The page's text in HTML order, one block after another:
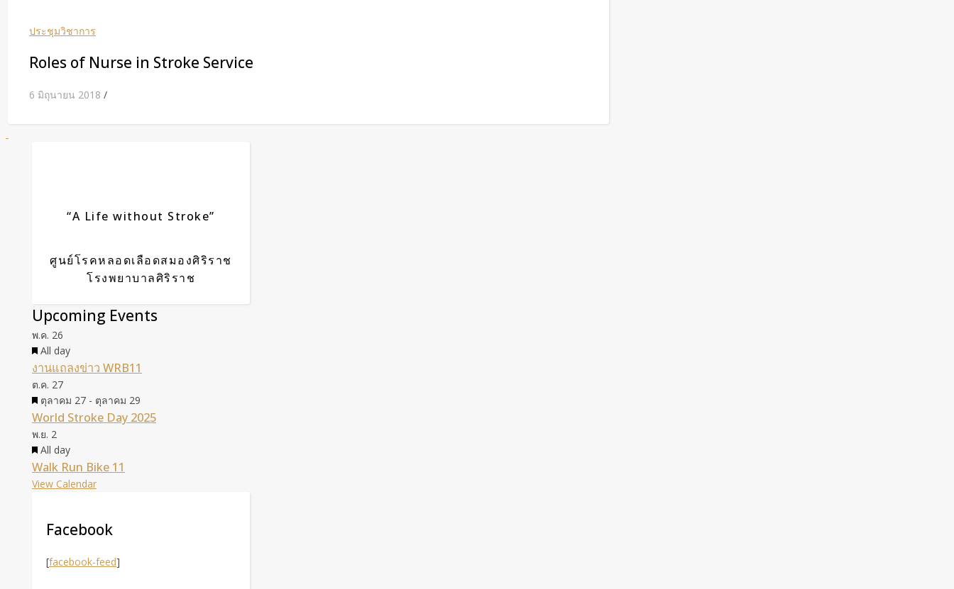
ประชุมวิชาการ
Roles of Nurse in Stroke Service
6 มิถุนายน 2018 /
“A Life without Stroke”
ศูนย์โรคหลอดเลือดสมองศิริราช
โรงพยาบาลศิริราช
Upcoming Events
พ.ค. 26
Featured
All day
งานแถลงข่าว WRB11
ต.ค. 27
Featured
ตุลาคม 27 - ตุลาคม 29
World Stroke Day 2025
พ.ย. 2
Featured
All day
Walk Run Bike 11
View Calendar
Facebook
[facebook-feed]